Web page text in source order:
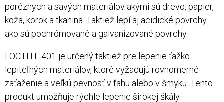
poréznych a savých materiálov akými sú drevo, papier,
koža, korok a tkanina. Taktiež lepí aj acidické povrchy
ako sú pochrómované a galvanizované povrchy.
LOCTITE 401 je určený taktiež pre lepenie ťažko
lepiteľných materiálov, ktoré vyžadujú rovnomerné
zaťaženie a veľkú pevnosť v ťahu alebo v šmyku. Tento
produkt umožňuje rýchle lepenie širokej škály